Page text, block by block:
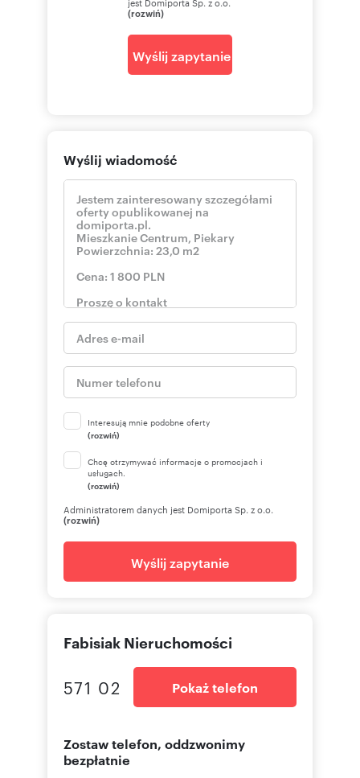
(rozwiń)
Wyślij zapytanie
Wyślij wiadomość
Interesują mnie podobne oferty
(rozwiń)
Chcę otrzymywać informacje o promocjach i
usługach.
(rozwiń)
Administratorem danych jest Domiporta Sp. z o.o.
(rozwiń)
Wyślij zapytanie
Fabisiak Nieruchomości
571 02 Pokaż telefon
Zostaw telefon, oddzwonimy
bezpłatnie